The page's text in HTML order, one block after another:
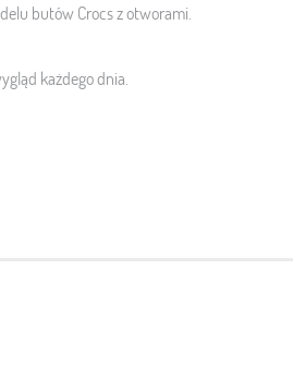
butów Crocs z otworami.
każdego dnia.